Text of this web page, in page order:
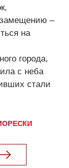
–
на
города,
с неба
стали